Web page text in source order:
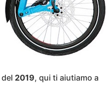
del 2019, qui ti aiutiamo a